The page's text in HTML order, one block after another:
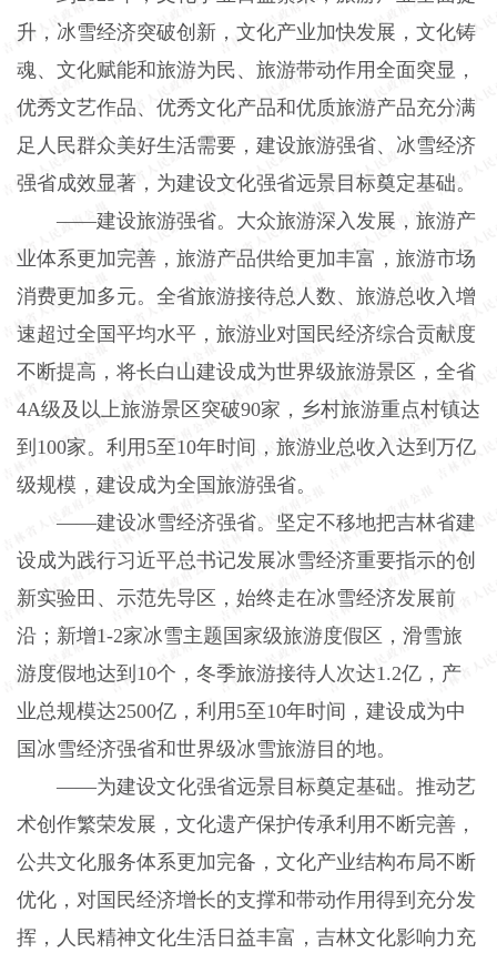
升，冰雪经济突破创新，文化产业加快发展，文化铸
魂、文化赋能和旅游为民、旅游带动作用全面突显，
优秀文艺作品、优秀文化产品和优质旅游产品充分满
足人民群众美好生活需要，建设旅游强省、冰雪经济
强省成效显著，为建设文化强省远景目标奠定基础。
——建设旅游强省。大众旅游深入发展，旅游产
业体系更加完善，旅游产品供给更加丰富，旅游市场
消费更加多元。全省旅游接待总人数、旅游总收入增
速超过全国平均水平，旅游业对国民经济综合贡献度
不断提高，将长白山建设成为世界级旅游景区，全省
4A级及以上旅游景区突破90家，乡村旅游重点村镇达
到100家。利用5至10年时间，旅游业总收入达到万亿
级规模，建设成为全国旅游强省。
——建设冰雪经济强省。坚定不移地把吉林省建
设成为践行习近平总书记发展冰雪经济重要指示的创
新实验田、示范先导区，始终走在冰雪经济发展前
沿；新增1-2家冰雪主题国家级旅游度假区，滑雪旅
游度假地达到10个，冬季旅游接待人次达1.2亿，产
业总规模达2500亿，利用5至10年时间，建设成为中
国冰雪经济强省和世界级冰雪旅游目的地。
——为建设文化强省远景目标奠定基础。推动艺
术创作繁荣发展，文化遗产保护传承利用不断完善，
公共文化服务体系更加完备，文化产业结构布局不断
优化，对国民经济增长的支撑和带动作用得到充分发
挥，人民精神文化生活日益丰富，吉林文化影响力充